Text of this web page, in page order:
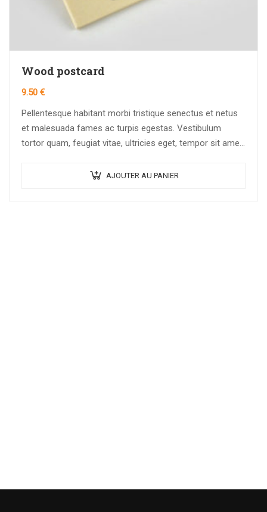
Wood postcard
9.50 €
Pellentesque habitant morbi tristique senectus et netus
et malesuada fames ac turpis egestas. Vestibulum
tortor quam, feugiat vitae, ultricies eget, tempor sit amet,
AJOUTER AU PANIER